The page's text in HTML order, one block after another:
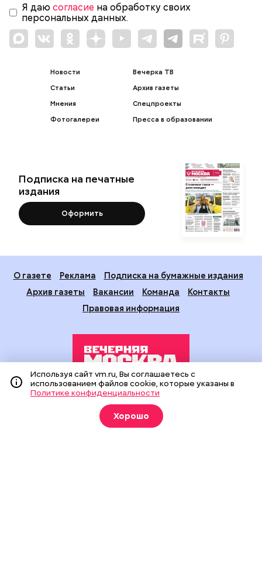
Я даю согласие на обработку своих
персональных данных.
Новости
Статьи
Мнения
Фотогалереи
Вечерка ТВ
Архив газеты
Спецпроекты
Пресса в образовании
Подписка на печатные
издания
Оформить
О газете Реклама
Подписка на бумажные издания
Архив газеты
Вакансии Команда
Контакты
Правовая информация
Издание создано при финансовой поддержке Департамента
средств массовой информации и рекламы города Москвы.
На сайте применяются рекомендательные технологии
(информационные технологии предоставления информации
Используя сайт vm.ru, Вы соглашаетесь с
использованием файлов cookie, которые указаны в
Политике конфиденциальности
Хорошо